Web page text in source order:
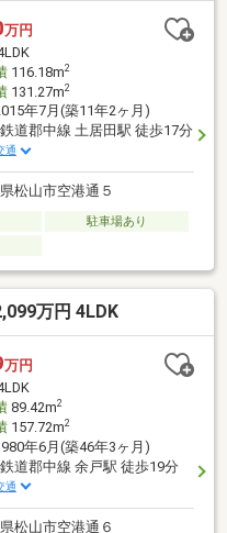
万円
116.18m2
131.27m2
年7月(築11年2ヶ月)
道郡中線 土居田駅 徒歩17分
通
松山市空港通５
駐車場あり
万円 4LDK
万円
89.42m2
157.72m2
年6月(築46年3ヶ月)
道郡中線 余戸駅 徒歩19分
通
松山市空港通６